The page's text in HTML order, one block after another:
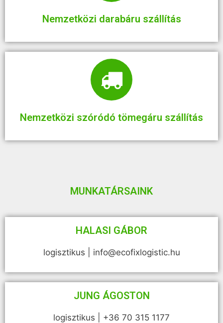
Nemzetközi darabáru szállítás
Nemzetközi szóródó tömegáru szállítás
MUNKATÁRSAINK
HALASI GÁBOR
logisztikus | info@ecofixlogistic.hu
JUNG ÁGOSTON
logisztikus | +36 70 315 1177